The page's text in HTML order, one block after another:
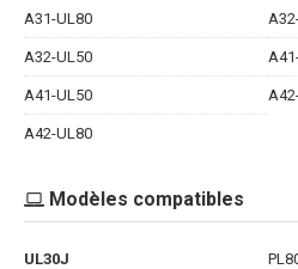
A31-UL80
A32-UL50
A41-UL50
A42-UL80
Modèles compatibles
UL30J